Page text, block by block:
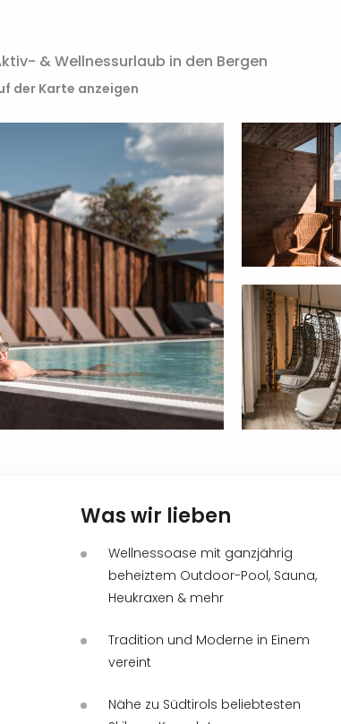
& Wellnessurlaub in den Bergen
der Karte anzeigen
Was wir lieben
Wellnessoase mit ganzjährig
beheiztem Outdoor-Pool, Sauna,
Heukraxen & mehr
Tradition und Moderne in Einem
vereint
Nähe zu Südtirols beliebtesten